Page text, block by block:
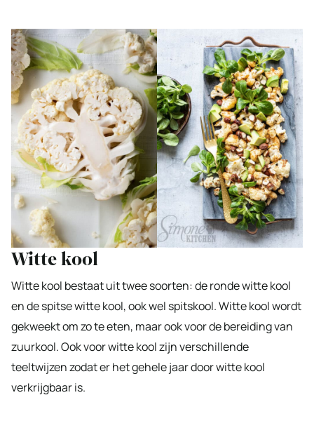
Witte kool
Witte kool bestaat uit twee soorten: de ronde witte kool
en de spitse witte kool, ook wel spitskool. Witte kool wordt
gekweekt om zo te eten, maar ook voor de bereiding van
zuurkool. Ook voor witte kool zijn verschillende
teeltwijzen zodat er het gehele jaar door witte kool
verkrijgbaar is.